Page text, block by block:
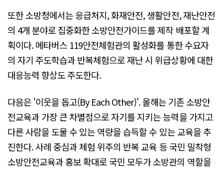
또한 소방청에서는 응급처지, 화재안전, 생활안전, 재난안전
의 4개 분야로 집중화한 소방안전가이드를 제작 배포할 계
획이다. 메타버스 119안전체험관의 활성화를 통한 수요자
의 자기 주도학습과 반복체험으로 재난 시 위급상황에 대한
대응능력 향상도 주도한다.
다음은 '이웃을 돕고(By Each Other)'. 올해는 기존 소방안
전교육과 가장 큰 차별점으로 자기를 지키는 능력을 가지고
다른 사람을 도울 수 있는 역량을 습득할 수 있는 교육을 추
진한다. 사례 중심과 체험 위주의 반복 교육 등 국민 밀착형
소방안전교육과 홍보 확대로 국민 모두가 소방관의 역할을